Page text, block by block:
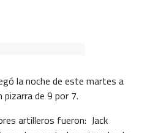
la noche de este martes a
de 9 por 7.
artilleros fueron: Jack